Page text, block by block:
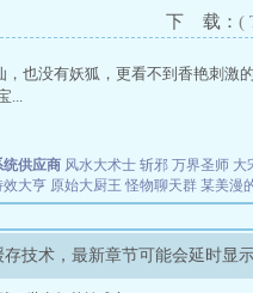
下 载： (
也没有妖狐，更看不到香艳刺激
...
统供应商 风水大术士 斩邪 万界圣师 大
效大亨 原始大厨王 怪物聊天群 某美漫
存技术，最新章节可能会延时显